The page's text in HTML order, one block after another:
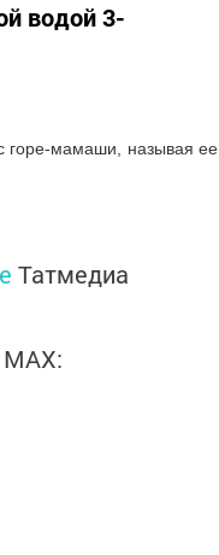
водой 3-
горе-мамаши, называя ее
Татмедиа
MАХ: